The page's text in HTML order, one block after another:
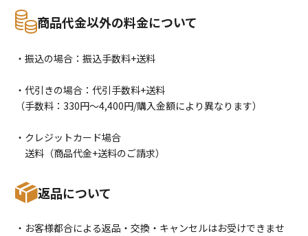
商品代金以外の料金について
・振込の場合：振込手数料+送料
・代引きの場合：代引手数料+送料
（手数料：330円〜4,400円/購入金額により異なります）
・クレジットカード場合
送料（商品代金+送料のご請求）
返品について
・お客様都合による返品・交換・キャンセルはお受けできませ